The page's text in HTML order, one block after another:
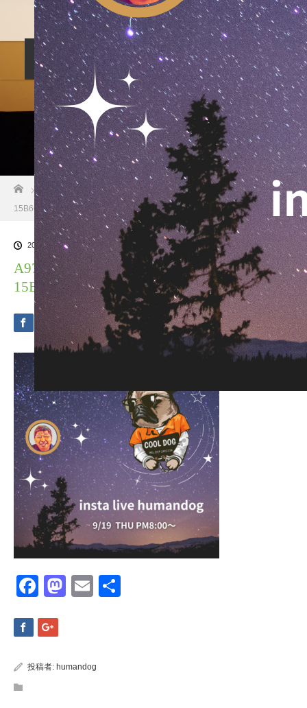
料金設定 プロフィル しつけ相談
預託トレーニング その他のご案内
お問い合わせ
ホーム
ブログ一覧
A97D949C-CA2D-4306-A943-
15B66A3BE631
2024.09.13
A97D949C-CA2D-4306-A943-
15B66A3BE631
Facebook
Mastodon
Email
投稿者: humandog